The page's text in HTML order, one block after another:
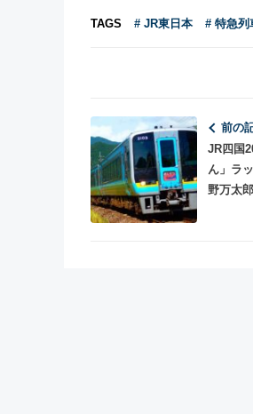
TAGS # JR東日本 # 特急列
前の
JR四国
ん」ラ
野万太